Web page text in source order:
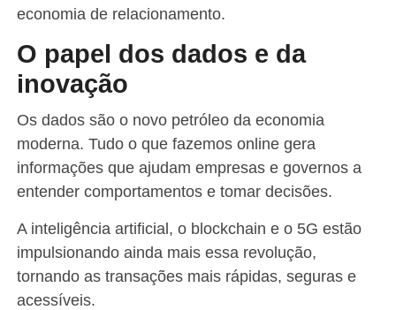
economia de relacionamento.
O papel dos dados e da
inovação
Os dados são o novo petróleo da economia
moderna. Tudo o que fazemos online gera
informações que ajudam empresas e governos a
entender comportamentos e tomar decisões.
A inteligência artificial, o blockchain e o 5G estão
impulsionando ainda mais essa revolução,
tornando as transações mais rápidas, seguras e
acessíveis.